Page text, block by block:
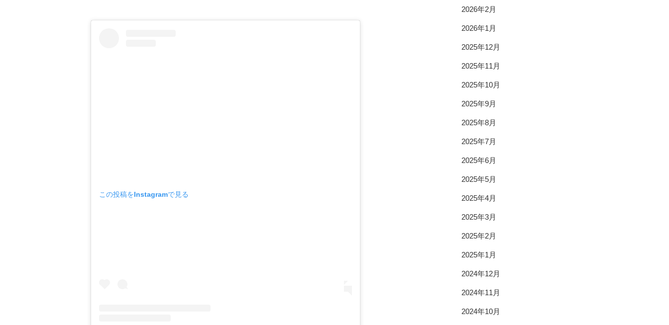
この投稿をInstagramで見る
2026年2月
2026年1月
2025年12月
2025年11月
2025年10月
2025年9月
2025年8月
2025年7月
2025年6月
2025年5月
2025年4月
2025年3月
2025年2月
2025年1月
2024年12月
2024年11月
2024年10月